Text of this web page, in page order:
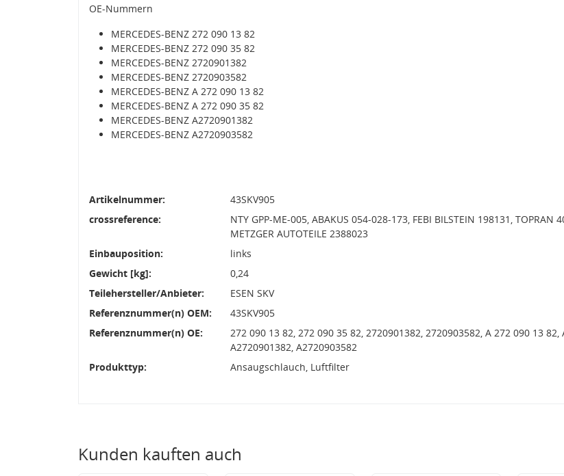
OE-Nummern
MERCEDES-BENZ 272 090 13 82
MERCEDES-BENZ 272 090 35 82
MERCEDES-BENZ 2720901382
MERCEDES-BENZ 2720903582
MERCEDES-BENZ A 272 090 13 82
MERCEDES-BENZ A 272 090 35 82
MERCEDES-BENZ A2720901382
MERCEDES-BENZ A2720903582
Artikelnummer:
43SKV905
crossreference:
NTY GPP-ME-005, ABAKUS 054-028-173, FEBI BILSTEIN 198131, TOPRAN
METZGER AUTOTEILE 2388023
Einbauposition:
links
Gewicht [kg]:
0,24
Teilehersteller/Anbieter:
ESEN SKV
Referenznummer(n) OEM:
43SKV905
Referenznummer(n) OE:
272 090 13 82, 272 090 35 82, 2720901382, 2720903582, A 272 090 13 82,
A2720901382, A2720903582
Produkttyp:
Ansaugschlauch, Luftfilter
Kunden kauften auch